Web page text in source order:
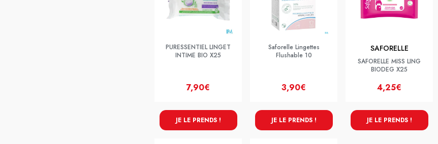
PURESSENTIEL LINGET
INTIME BIO X25
7,90€
JE LE PRENDS !
Saforelle Lingettes
Flushable 10
3,90€
JE LE PRENDS !
SAFORELLE
SAFORELLE MISS LING
BIODEG X25
4,25€
JE LE PRENDS !